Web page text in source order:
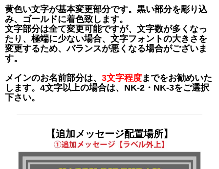
黄色い文字が基本変更部分です。黒い部分を彫り込
み、ゴールドに着色致します。
文字部分は全て変更可能ですが、文字数が多くなっ
たり、極端に少ない場合、文字フォントの大きさを
変更するため、バランスが悪くなる場合がございま
す。
メインのお名前部分は、 3文字程度までをお勧めいた
します。4文字以上の場合は、NK-2・NK-3をご選択
下さい。